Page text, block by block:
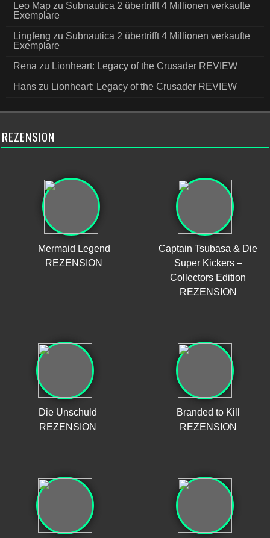
Leo Map zu Subnautica 2 übertrifft 4 Millionen verkaufte
Exemplare
Lingfeng zu Subnautica 2 übertrifft 4 Millionen verkaufte
Exemplare
Rena zu Lionheart: Legacy of the Crusader REVIEW
Hans zu Lionheart: Legacy of the Crusader REVIEW
REZENSION
Mermaid Legend
REZENSION
Captain Tsubasa & Die
Super Kickers –
Collectors Edition
REZENSION
Die Unschuld
REZENSION
Branded to Kill
REZENSION